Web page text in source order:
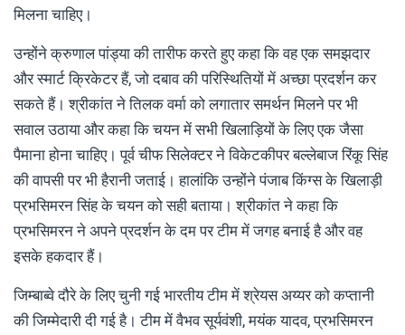
मिलना चाहिए।
उन्होंने क्रुणाल पांड्या की तारीफ करते हुए कहा कि वह एक समझदार
और स्मार्ट क्रिकेटर हैं, जो दबाव की परिस्थितियों में अच्छा प्रदर्शन कर
सकते हैं। श्रीकांत ने तिलक वर्मा को लगातार समर्थन मिलने पर भी
सवाल उठाया और कहा कि चयन में सभी खिलाड़ियों के लिए एक जैसा
पैमाना होना चाहिए। पूर्व चीफ सिलेक्टर ने विकेटकीपर बल्लेबाज रिंकू सिंह
की वापसी पर भी हैरानी जताई। हालांकि उन्होंने पंजाब किंग्स के खिलाड़ी
प्रभसिमरन सिंह के चयन को सही बताया। श्रीकांत ने कहा कि
प्रभसिमरन ने अपने प्रदर्शन के दम पर टीम में जगह बनाई है और वह
इसके हकदार हैं।
जिम्बाब्वे दौरे के लिए चुनी गई भारतीय टीम में श्रेयस अय्यर को कप्तानी
की जिम्मेदारी दी गई है। टीम में वैभव सूर्यवंशी, मयंक यादव, प्रभसिमरन